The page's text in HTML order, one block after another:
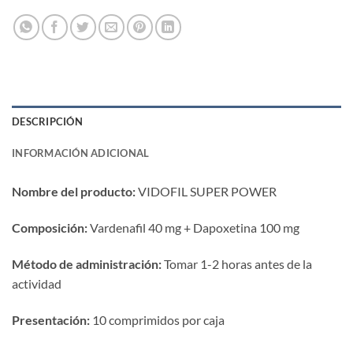
DESCRIPCIÓN
INFORMACIÓN ADICIONAL
Nombre del producto:​​ VIDOFIL SUPER POWER
Composición:​​ Vardenafil 40 mg + Dapoxetina 100 mg
Método de administración:​​ Tomar 1-2 horas antes de la
actividad
Presentación:​ ​ 10 comprimidos por caja